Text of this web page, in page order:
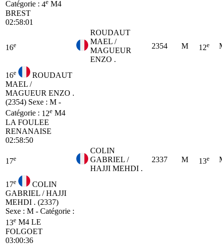
Catégorie : 4 M4
BREST
02:58:01
16e
ROUDAUT
MAEL /
MAGUEUR
ENZO .
2354 M 12e
16e
ROUDAUT
MAEL /
MAGUEUR ENZO .
(2354) Sexe : M -
Catégorie : 12e M4
LA FOULEE
RENANAISE
02:58:50
17e
COLIN
GABRIEL /
HAJJI MEHDI .
2337 M 13e
17e
COLIN
GABRIEL / HAJJI
MEHDI . (2337)
Sexe : M - Catégorie :
13e M4 LE
FOLGOET
03:00:36